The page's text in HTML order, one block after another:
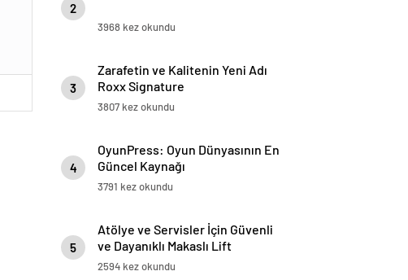
2
3968 kez okundu
3
Zarafetin ve Kalitenin Yeni Adı
Roxx Signature
3807 kez okundu
4
OyunPress: Oyun Dünyasının En
Güncel Kaynağı
3791 kez okundu
5
Atölye ve Servisler İçin Güvenli
ve Dayanıklı Makaslı Lift
Çözümleri
2594 kez okundu